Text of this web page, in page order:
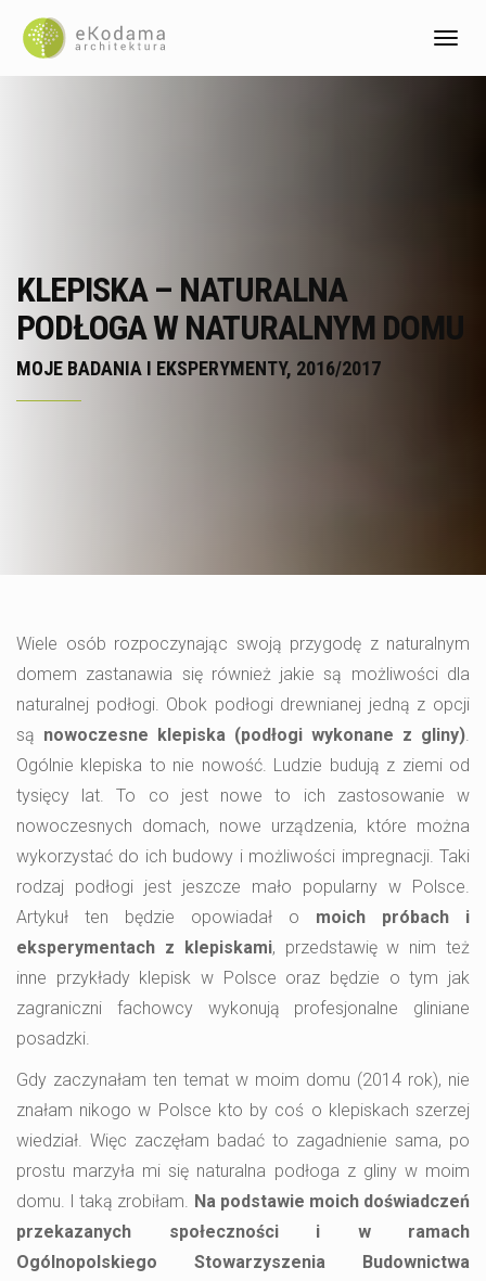
KLEPISKA – NATURALNA
PODŁOGA W NATURALNYM DOMU
MOJE BADANIA I EKSPERYMENTY, 2016/2017
Wiele osób rozpoczynając swoją przygodę z naturalnym
domem zastanawia się również jakie są możliwości dla
naturalnej podłogi. Obok podłogi drewnianej jedną z opcji
są nowoczesne klepiska (podłogi wykonane z gliny).
Ogólnie klepiska to nie nowość. Ludzie budują z ziemi od
tysięcy lat. To co jest nowe to ich zastosowanie w
nowoczesnych domach, nowe urządzenia, które można
wykorzystać do ich budowy i możliwości impregnacji. Taki
rodzaj podłogi jest jeszcze mało popularny w Polsce.
Artykuł ten będzie opowiadał o moich próbach i
eksperymentach z klepiskami, przedstawię w nim też
inne przykłady klepisk w Polsce oraz będzie o tym jak
zagraniczni fachowcy wykonują profesjonalne gliniane
posadzki.
Gdy zaczynałam ten temat w moim domu (2014 rok), nie
znałam nikogo w Polsce kto by coś o klepiskach szerzej
wiedział. Więc zaczęłam badać to zagadnienie sama, po
prostu marzyła mi się naturalna podłoga z gliny w moim
domu. I taką zrobiłam. Na podstawie moich doświadczeń
przekazanych społeczności i w ramach
Ogólnopolskiego Stowarzyszenia Budownictwa